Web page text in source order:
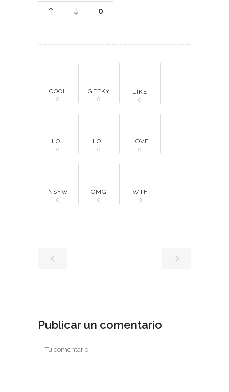
0
COOL
0
GEEKY
0
LIKE
0
LOL
0
LOL
0
LOVE
0
NSFW
0
OMG
0
WTF
0
Publicar un comentario